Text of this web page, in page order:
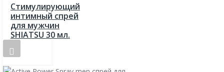
Стимулирующий
интимный спрей
для мужчин
SHIATSU 30 мл.